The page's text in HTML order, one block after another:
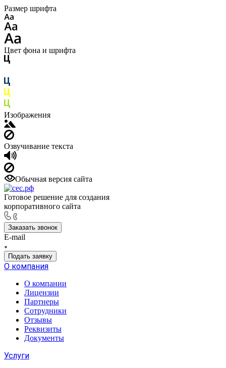
Размер шрифта
Цвет фона и шрифта
Изображения
Озвучивание текста
Обычная версия сайта
Готовое решение для создания
корпоративного сайта
Заказать звонок
E-mail
Подать заявку
О компания
О компании
Лицензии
Партнеры
Сотрудники
Отзывы
Реквизиты
Документы
Услуги